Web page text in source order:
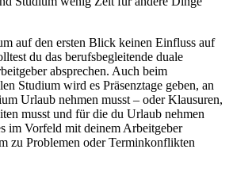
auf den ersten Blick keinen Einfluss auf
du das berufsbegleitende duale
absprechen. Auch beim
Studium wird es Präsenztage geben, an
Urlaub nehmen musst – oder Klausuren,
musst und für die du Urlaub nehmen
im Vorfeld mit deinem Arbeitgeber
zu Problemen oder Terminkonflikten